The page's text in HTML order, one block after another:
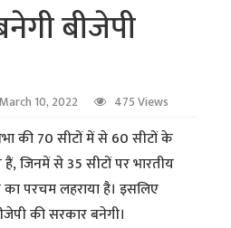
बीजेपी
March 10, 2022 475 Views
की 70 सीटों में से 60 सीटों के
जिनमें से 35 सीटों पर भारतीय
का परचम लहराया है। इसलिए
की सरकार बनेगी।